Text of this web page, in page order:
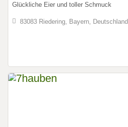
Glückliche Eier und toller Schmuck
83083 Riedering, Bayern, Deutschland